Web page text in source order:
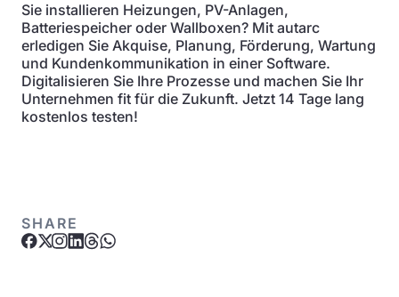
Sie installieren Heizungen, PV-Anlagen,
Batteriespeicher oder Wallboxen? Mit autarc
erledigen Sie Akquise, Planung, Förderung, Wartung
und Kundenkommunikation in einer Software.
Digitalisieren Sie Ihre Prozesse und machen Sie Ihr
Unternehmen fit für die Zukunft. Jetzt 14 Tage lang
kostenlos testen!
SHARE